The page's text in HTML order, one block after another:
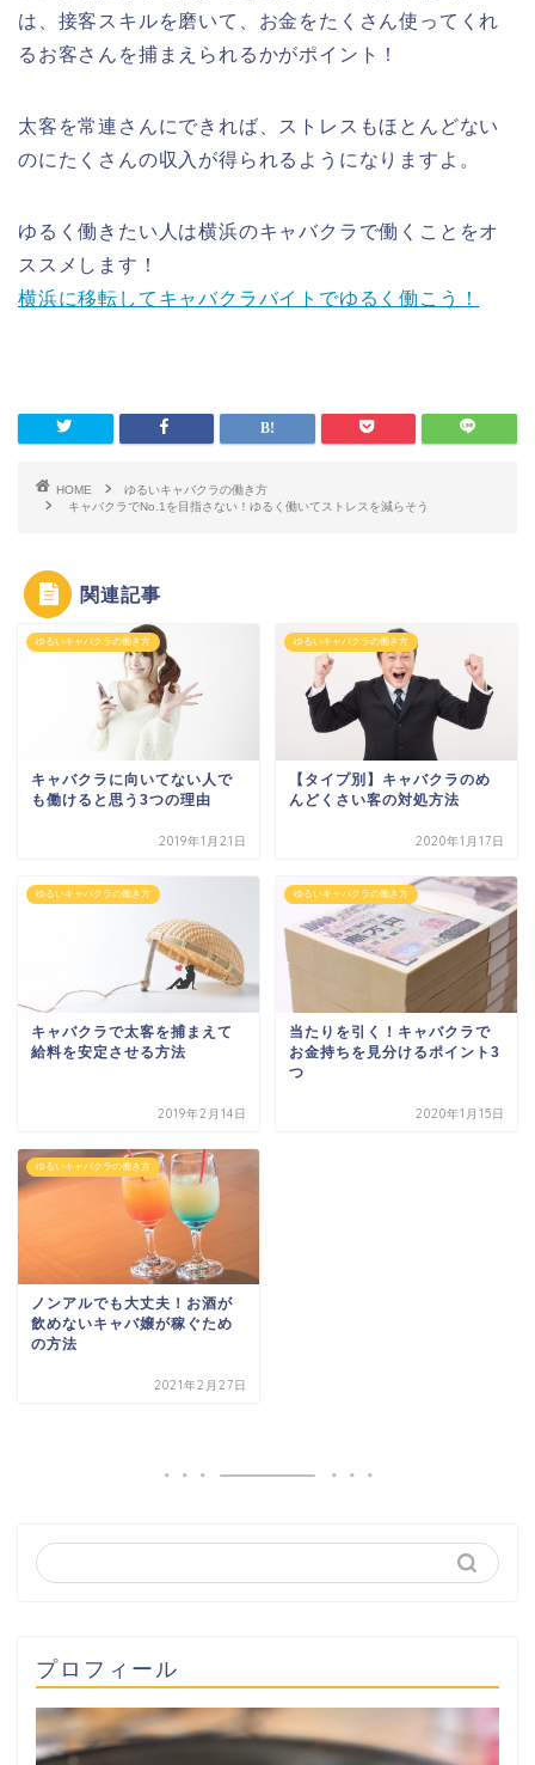
は、接客スキルを磨いて、お金をたくさん使ってくれ
るお客さんを捕まえられるかがポイント！
太客を常連さんにできれば、ストレスもほとんどない
のにたくさんの収入が得られるようになりますよ。
ゆるく働きたい人は横浜のキャバクラで働くことをオ
ススメします！
横浜に移転してキャバクラバイトでゆるく働こう！
HOME
ゆるいキャバクラの働き方
キャバクラでNo.1を目指さない！ゆるく働いてストレスを減らそう
関連記事
ゆるいキャバクラの働き方
キャバクラに向いてない人で
も働けると思う3つの理由
2019年1月21日
ゆるいキャバクラの働き方
【タイプ別】キャバクラのめ
んどくさい客の対処方法
2020年1月17日
ゆるいキャバクラの働き方
キャバクラで太客を捕まえて
給料を安定させる方法
2019年2月14日
ゆるいキャバクラの働き方
当たりを引く！キャバクラで
お金持ちを見分けるポイント3
つ
2020年1月15日
ゆるいキャバクラの働き方
ノンアルでも大丈夫！お酒が
飲めないキャバ嬢が稼ぐため
の方法
2021年2月27日
プロフィール